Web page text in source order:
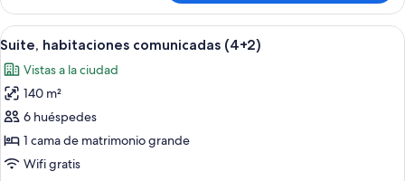
habitaciones
comunicadas
Abrir
todas
las
fotos
de
Suite,
habitaciones
Habitación de hotel con dos camas,
4
Suite, habitaciones comunicadas (4+2)
Vistas a la ciudad
140 m²
6 huéspedes
1 cama de matrimonio grande
Wifi gratis